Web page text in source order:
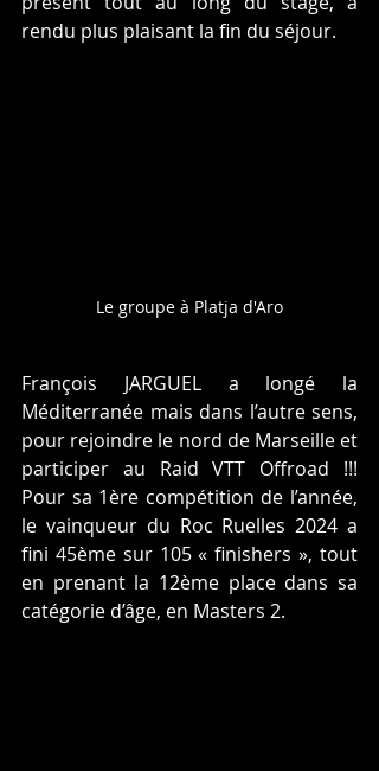
rendu plus plaisant la fin du séjour.
Le groupe à Platja d'Aro
François JARGUEL a longé la
Méditerranée mais dans l’autre sens,
pour rejoindre le nord de Marseille et
participer au Raid VTT Offroad !!!
Pour sa 1ère compétition de l’année,
le vainqueur du Roc Ruelles 2024 a
fini 45ème sur 105 « finishers », tout
en prenant la 12ème place dans sa
catégorie d’âge, en Masters 2.